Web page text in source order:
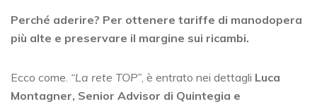
Perché aderire? Per ottenere tariffe di manodopera
più alte e preservare il margine sui ricambi.
Ecco come. “La rete TOP”, è entrato nei dettagli Luca
Montagner, Senior Advisor di Quintegia e